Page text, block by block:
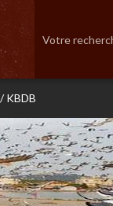
KBDB